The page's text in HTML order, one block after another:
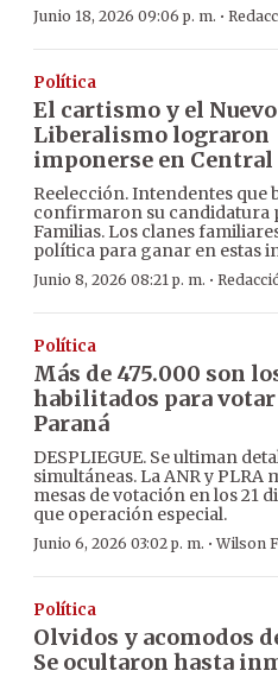
Junio 18, 2026 09:06 p. m. ·
Política
El cartismo y el Nuevo
Liberalismo lograron
imponerse en Central
Reelección. Intendentes que
confirmaron su candidatura
Familias. Los clanes
política para ganar en estas
Junio 8, 2026 08:21 p. m. ·
Política
Más de 475.000 son
habilitados para
Paraná
DESPLIEGUE. Se ultiman
simultáneas. La ANR y PLRA
mesas de votación en los 21
que operación especial.
Junio 6, 2026 03:02 p. m. ·Wilson
Política
Olvidos y acomodos
Se ocultaron hasta